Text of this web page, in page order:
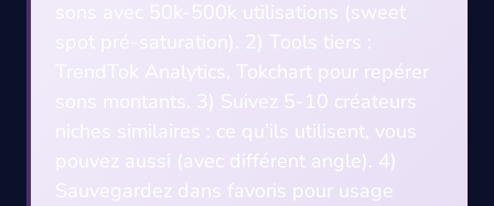
sons avec 50k-500k utilisations (sweet
spot pré-saturation). 2) Tools tiers :
TrendTok Analytics, Tokchart pour repérer
sons montants. 3) Suivez 5-10 créateurs
niches similaires : ce qu’ils utilisent, vous
pouvez aussi (avec différent angle). 4)
Sauvegardez dans favoris pour usage